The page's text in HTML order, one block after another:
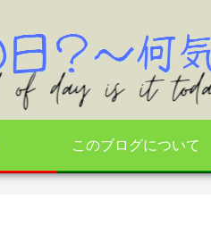
このブログについて